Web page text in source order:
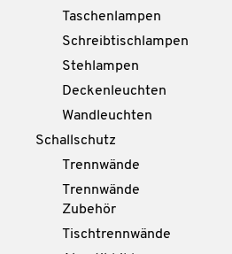
Taschenlampen
Schreibtischlampen
Stehlampen
Deckenleuchten
Wandleuchten
Schallschutz
Trennwände
Trennwände
Zubehör
Tischtrennwände